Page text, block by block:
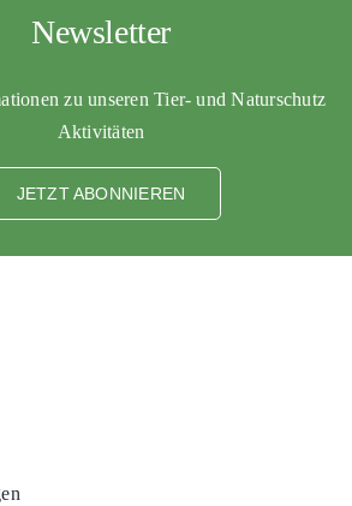
Newsletter
zu unseren Tier- und Naturschutz
Aktivitäten
JETZT ABONNIEREN